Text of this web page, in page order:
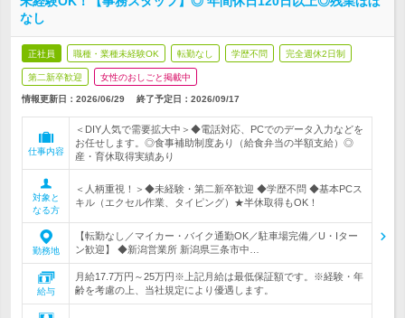
なし
正社員 職種・業種未経験OK 転勤なし 学歴不問 完全週休2日制
第二新卒歓迎 女性のおしごと掲載中
情報更新日：2026/06/29 終了予定日： 2026/09/17
仕事内容
＜DIY人気で需要拡大中＞◆電話対応、PCでのデータ入力などを
お任せします。◎食事補助制度あり（給食弁当の半額支給）◎
産・育休取得実績あり
対象と
なる方
＜人柄重視！＞◆未経験・第二新卒歓迎 ◆学歴不問 ◆基本PCス
キル（エクセル作業、タイピング）★半休取得もOK！
勤務地
【転勤なし／マイカー・バイク通勤OK／駐車場完備／U・Iター
ン歓迎】 ◆新潟営業所 新潟県三条市中…
給与
月給17.7万円～25万円※上記月給は最低保証額です。※経験・年
齢を考慮の上、当社規定により優遇します。